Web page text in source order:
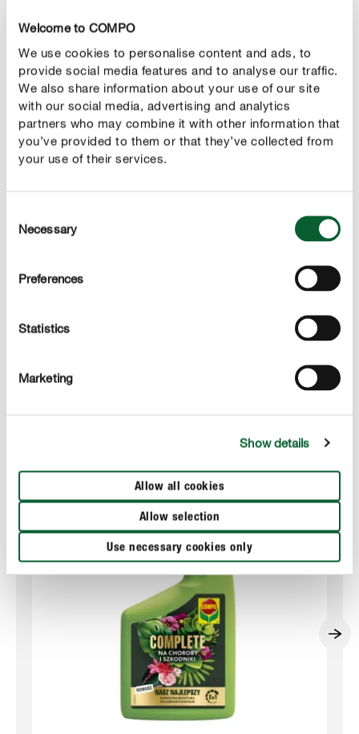
Welcome to COMPO
We use cookies to personalise content and ads, to
provide social media features and to analyse our traffic.
We also share information about your use of our site
with our social media, advertising and analytics
partners who may combine it with other information that
you’ve provided to them or that they’ve collected from
your use of their services.
Selection
Necessary
Preferences
Statistics
Marketing
Show details
Allow all cookies
Allow selection
Use necessary cookies only
powstawania dziur. Rośliny są wtedy osłabione, a ich
wzrost ulega zahamowaniu. Odmiany różaneczników z
wyraźnym, filcowatym owłosieniem nie są podatne na
ataki szkodników.
Pod koniec maja lub na początku lipca należy
przypadku pojawienia się pierwszych szkodników należy
równomiernie opryskać rośliny środkiem owadobójczym
ze wszystkich stron. Uskrzydlone osobniki najlepiej
zwalczać we wczesnych godzinach porannych, gdy